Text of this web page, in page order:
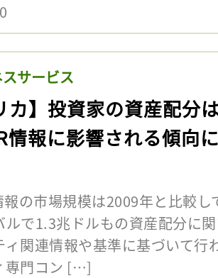
サービス
カ】投資家の資産配分
情報に影響される傾向
報の市場規模は2009年と比較
ルで1.3兆ドルもの資産配分に
ィ関連情報や基準に基づいて行
専門コン […]